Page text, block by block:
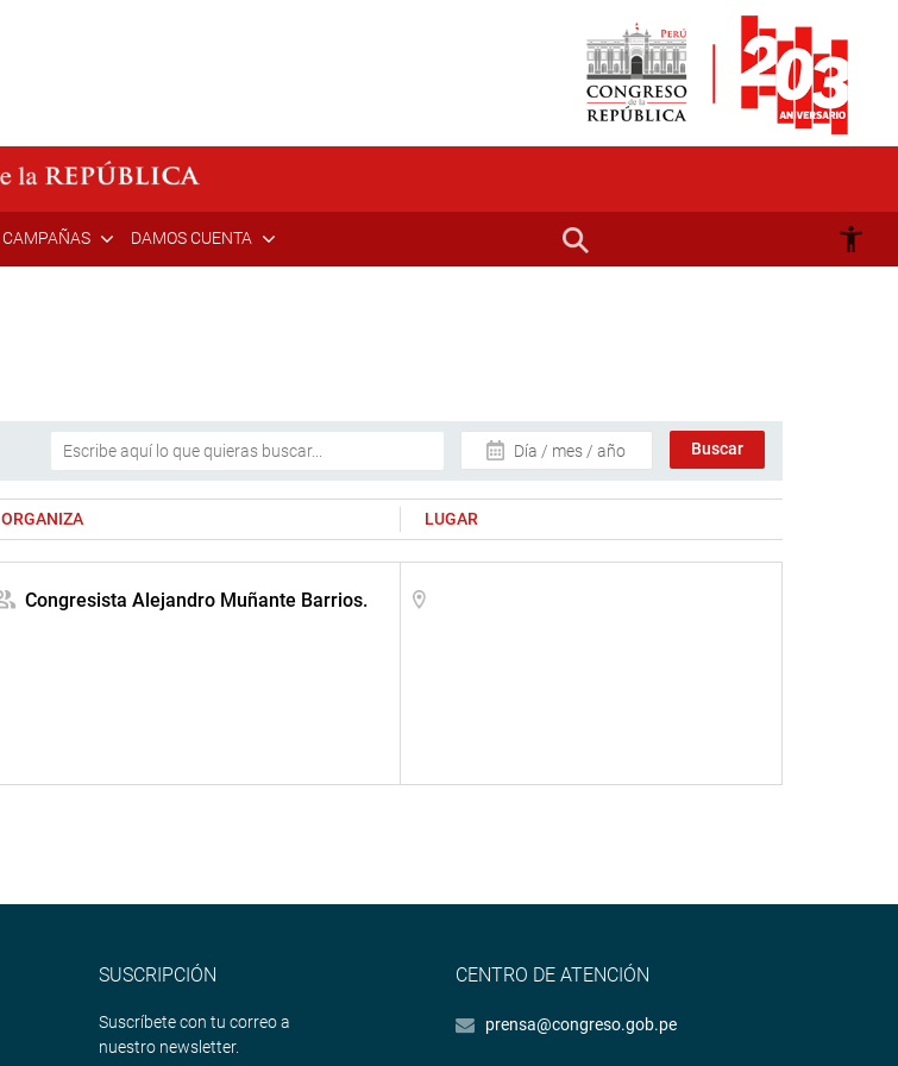
CAMPAÑAS DAMOS CUENTA
Día / mes / año
ORGANIZA LUGAR
Congresista Alejandro Muñante Barrios.
SUSCRIPCIÓN
Suscríbete con tu correo a
nuestro newsletter.
CENTRO DE ATENCIÓN
prensa@congreso.gob.pe